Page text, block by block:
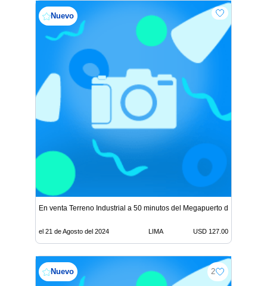
Nuevo
En venta Terreno Industrial a 50 minutos del Megapuerto de Chancay
el 21 de Agosto del 2024 LIMA USD 127.00
Nuevo 2